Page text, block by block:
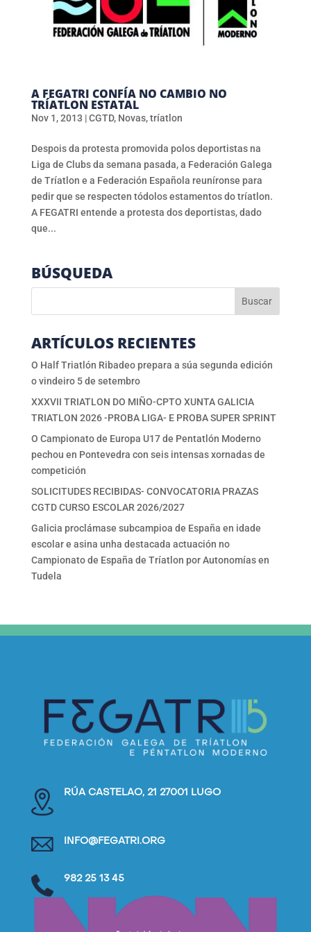
A FEGATRI CONFÍA NO CAMBIO NO
TRÍATLON ESTATAL
Nov 1, 2013 |CGTD, Novas,tríatlon
Despois da protesta promovida polos deportistas na
Liga de Clubs da semana pasada, a Federación Galega
de Tríatlon e a Federación Española reuníronse para
pedir que se respecten tódolos estamentos do tríatlon.
A FEGATRI entende a protesta dos deportistas, dado
que...
BÚSQUEDA
ARTÍCULOS RECIENTES
O Half Triatlón Ribadeo prepara a súa segunda edición
o vindeiro 5 de setembro
XXXVII TRIATLON DO MIÑO-CPTO XUNTA GALICIA
TRIATLON 2026 -PROBA LIGA- E PROBA SUPER SPRINT
O Campionato de Europa U17 de Pentatlón Moderno
pechou en Pontevedra con seis intensas xornadas de
competición
SOLICITUDES RECIBIDAS- CONVOCATORIA PRAZAS
CGTD CURSO ESCOLAR 2026/2027
Galicia proclámase subcampioa de España en idade
escolar e asina unha destacada actuación no
Campionato de España de Tríatlon por Autonomías en
Tudela
RÚA CASTELAO, 21 27001 LUGO
INFO@FEGATRI.ORG
982 25 13 45